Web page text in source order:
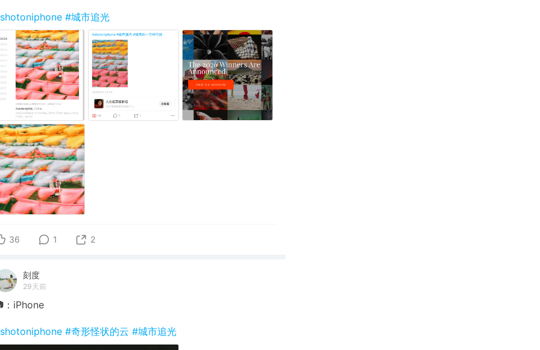
#城市追光
36 1 2
刻度
29天前
：iPhone
#奇形怪状的云 #城市追光